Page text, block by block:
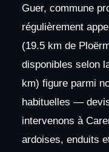
Guer, commune
régulièrement
(19.5 km de
disponibles selon
km) figure parmi
habituelles —
intervenons à
ardoises, enduits